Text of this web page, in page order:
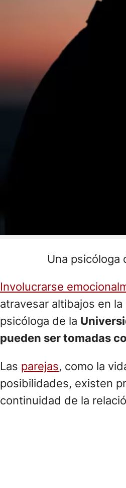
Una psicóloga
Involucrarse
atravesar altibajos en
psicóloga de la
pueden ser tomadas
Las parejas, como la
posibilidades, existen
continuidad de la